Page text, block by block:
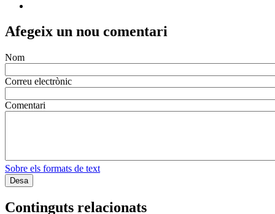
Afegeix un nou comentari
Nom
Correu electrònic
Comentari
Sobre els formats de text
Continguts relacionats